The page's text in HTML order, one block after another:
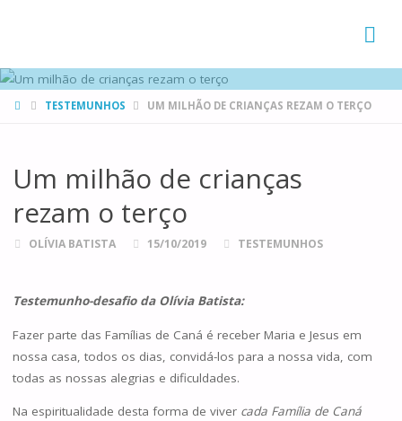
HOMETESTEMUNHOS UM MILHÃO DE CRIANÇAS REZAM O TERÇO
Um milhão de crianças
rezam o terço
OLÍVIA BATISTA 15/10/2019 TESTEMUNHOS
Testemunho-desafio da Olívia Batista:
Fazer parte das Famílias de Caná é receber Maria e Jesus em
nossa casa, todos os dias, convidá-los para a nossa vida, com
todas as nossas alegrias e dificuldades.
Na espiritualidade desta forma de viver cada Família de Caná